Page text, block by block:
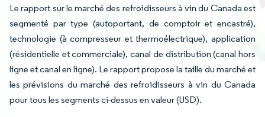
Le rapport sur le marché des refroidisseurs à vin du Canada est
segmenté par type (autoportant, de comptoir et encastré),
technologie (à compresseur et thermoélectrique), application
(résidentielle et commerciale), canal de distribution (canal hors
ligne et canal en ligne). Le rapport propose la taille du marché et
les prévisions du marché des refroidisseurs à vin du Canada
pour tous les segments ci-dessus en valeur (USD).